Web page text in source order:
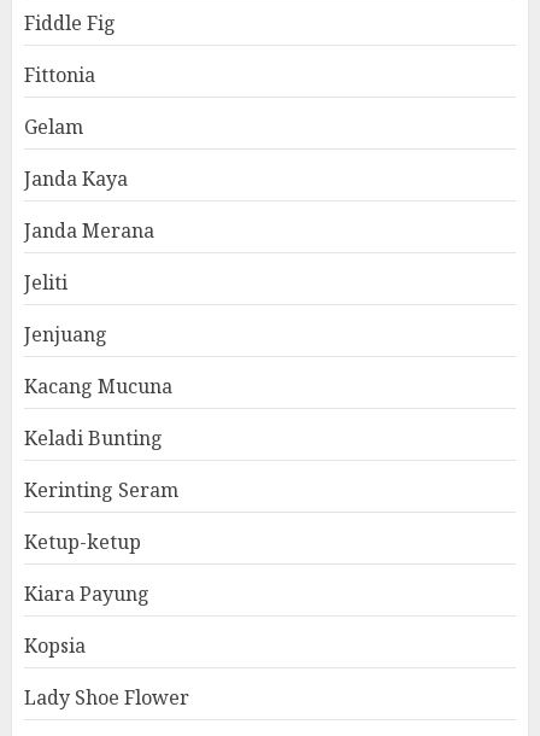
Fiddle Fig
Fittonia
Gelam
Janda Kaya
Janda Merana
Jeliti
Jenjuang
Kacang Mucuna
Keladi Bunting
Kerinting Seram
Ketup-ketup
Kiara Payung
Kopsia
Lady Shoe Flower